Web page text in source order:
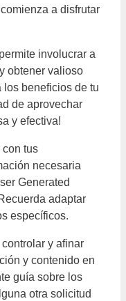
a disfrutar
involucrar a
obtener valioso
beneficios de tu
de aprovechar
y efectiva!
con tus
necesaria
Generated
adaptar
específicos.
y afinar
y contenido en
guía sobre los
otra solicitud